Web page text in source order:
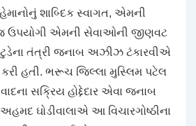
શાબ્દિક સ્વાગત, એમની
ઉપયોગી એમની સેવાઓની જીણવટ
તંત્રી જનાબ અઝીઝ ટંકારવીએ
કરી હતી. ભરૂચ જિલ્લા મુસ્લિમ પટેલ
સક્રિય હોદ્દેદાર એવા જનાબ
ઘોડીવાલાએ આ વિચારગોષ્ઠીના